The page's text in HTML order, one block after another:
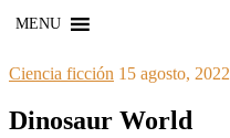
MENU
Ciencia ficción 15 agosto, 2022
Dinosaur World